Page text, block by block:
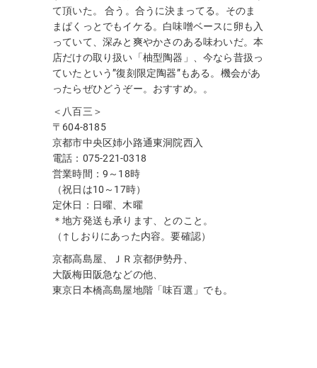
て頂いた。 合う。合うに決まってる。そのま
まぱくっとでもイケる。白味噌ベースに卵も入
っていて、深みと爽やかさのある味わいだ。本
店だけの取り扱い「柚型陶器」、今なら昔扱っ
ていたという”復刻限定陶器”もある。機会があ
ったらぜひどうぞー。おすすめ。。
＜八百三＞
〒604-8185
京都市中央区姉小路通東洞院西入
電話：075-221-0318
営業時間：9～18時
（祝日は10～17時）
定休日：日曜、木曜
＊地方発送も承ります、とのこと。
（↑しおりにあった内容。要確認）
京都高島屋、ＪＲ京都伊勢丹、
大阪梅田阪急などの他、
東京日本橋高島屋地階「味百選」でも。